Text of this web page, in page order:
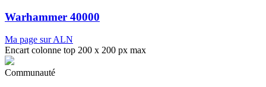
Warhammer 40000
Ma page sur ALN
Encart colonne top 200 x 200 px max
Communauté